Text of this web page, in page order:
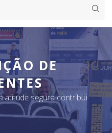
DE
atitude segura contribui